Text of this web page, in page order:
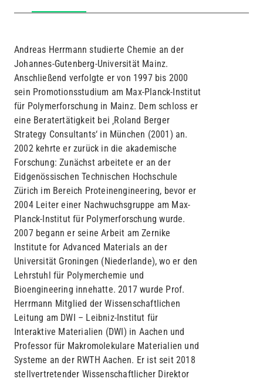
(aktiver
Andreas Herrmann studierte Chemie an der
Johannes-Gutenberg-Universität Mainz.
Anschließend verfolgte er von 1997 bis 2000
sein Promotionsstudium am Max-Planck-Institut
für Polymerforschung in Mainz. Dem schloss er
eine Beratertätigkeit bei ‚Roland Berger
Strategy Consultants‘ in München (2001) an.
2002 kehrte er zurück in die akademische
Forschung: Zunächst arbeitete er an der
Eidgenössischen Technischen Hochschule
Zürich im Bereich Proteinengineering, bevor er
2004 Leiter einer Nachwuchsgruppe am Max-
Planck-Institut für Polymerforschung wurde.
2007 begann er seine Arbeit am Zernike
Institute for Advanced Materials an der
Universität Groningen (Niederlande), wo er den
Lehrstuhl für Polymerchemie und
Bioengineering innehatte. 2017 wurde Prof.
Herrmann Mitglied der Wissenschaftlichen
Leitung am DWI – Leibniz-Institut für
Interaktive Materialien (DWI) in Aachen und
Professor für Makromolekulare Materialien und
Systeme an der RWTH Aachen. Er ist seit 2018
stellvertretender Wissenschaftlicher Direktor